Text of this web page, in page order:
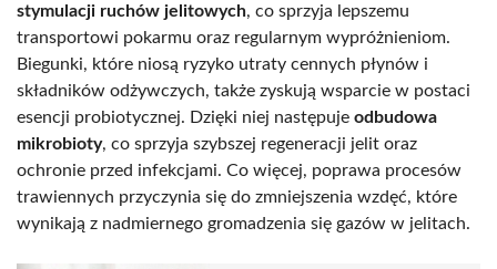
stymulacji ruchów jelitowych, co sprzyja lepszemu
transportowi pokarmu oraz regularnym wypróżnieniom.
Biegunki, które niosą ryzyko utraty cennych płynów i
składników odżywczych, także zyskują wsparcie w postaci
esencji probiotycznej. Dzięki niej następuje odbudowa
mikrobioty, co sprzyja szybszej regeneracji jelit oraz
ochronie przed infekcjami. Co więcej, poprawa procesów
trawiennych przyczynia się do zmniejszenia wzdęć, które
wynikają z nadmiernego gromadzenia się gazów w jelitach.